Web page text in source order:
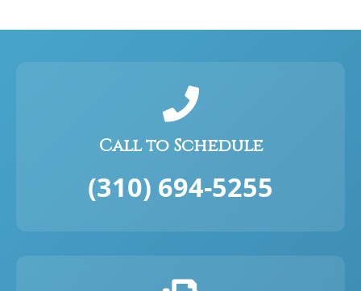
Call to Schedule
(310) 694-5255